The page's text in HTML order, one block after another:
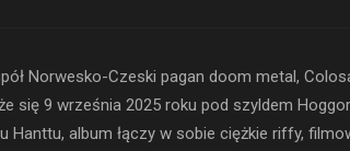
Norwesko-Czeski pagan doom metal,
się 9 września 2025 roku pod szyldem
Hanttu, album łączy w sobie ciężkie riffy,